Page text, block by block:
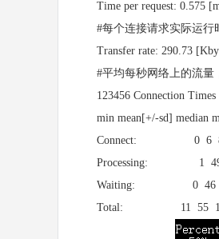
Time per request: 0.575
#每个连接请求实际运行
Transfer rate: 290.73
#平均每秒网络上的流量
123456 Connection Times
min mean[+/-sd] median
Connect: 0 6
Processing: 1 49
Waiting: 0 46
Total: 11 55